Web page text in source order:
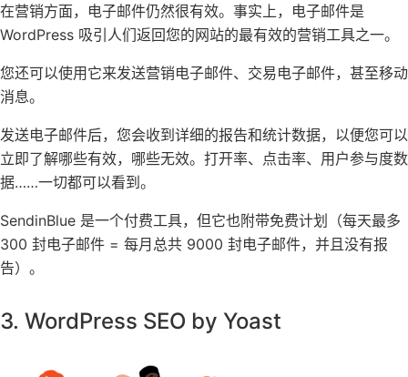
在营销方面，电子邮件仍然很有效。事实上，电子邮件是
WordPress 吸引人们返回您的网站的最有效的营销工具之一。
您还可以使用它来发送营销电子邮件、交易电子邮件，甚至移动
消息。
发送电子邮件后，您会收到详细的报告和统计数据，以便您可以
立即了解哪些有效，哪些无效。打开率、点击率、用户参与度数
据……一切都可以看到。
SendinBlue 是一个付费工具，但它也附带免费计划（每天最多
300 封电子邮件 = 每月总共 9000 封电子邮件，并且没有报
告）。
3. WordPress SEO by Yoast